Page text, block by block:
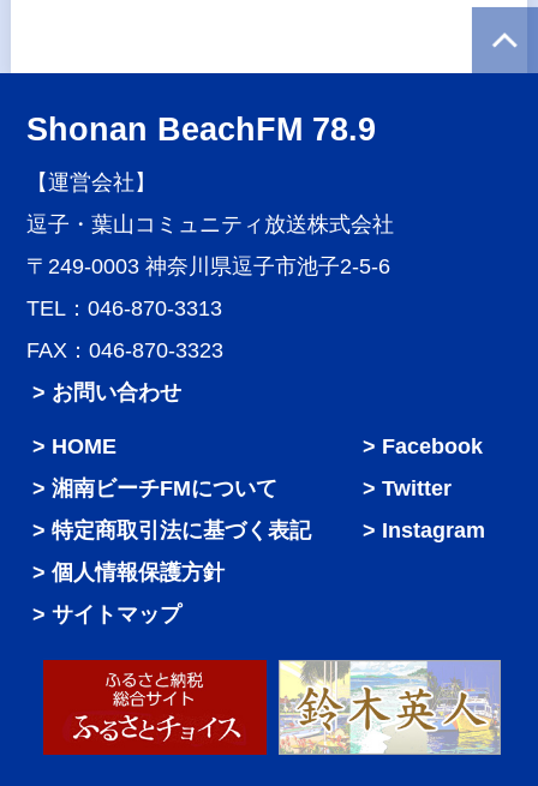
Shonan BeachFM 78.9
【運営会社】
逗子・葉山コミュニティ放送株式会社
〒249-0003 神奈川県逗子市池子2-5-6
TEL：046-870-3313
FAX：046-870-3323
> お問い合わせ
HOME
湘南ビーチFMについて
特定商取引法に基づく表記
個人情報保護方針
サイトマップ
Facebook
Twitter
Instagram